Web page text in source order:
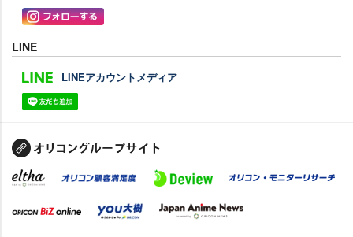
LINE
LINEアカウントメディア